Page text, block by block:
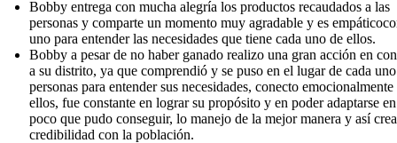
Bobby entrega con mucha alegría los productos recaudados a las
personas y comparte un momento muy agradable y es
uno para entender las necesidades que tiene cada uno de ellos.
Bobby a pesar de no haber ganado realizo una gran acción en
a su distrito, ya que comprendió y se puso en el lugar de cada
personas para entender sus necesidades, conecto
ellos, fue constante en lograr su propósito y en poder adaptarse
poco que pudo conseguir, lo manejo de la mejor manera y así
credibilidad con la población.